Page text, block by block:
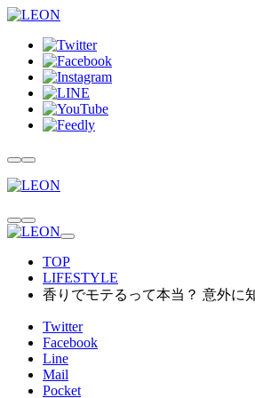
TOP
LIFESTYLE
香りでモテるって本当？ 意外に
Twitter
Facebook
Line
Mail
Pocket